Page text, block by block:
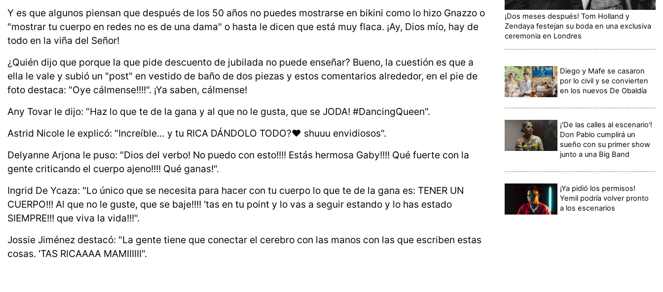
Y es que algunos piensan que después de los 50 años no puedes mostrarse en bikini como lo hizo Gnazzo o
"mostrar tu cuerpo en redes no es de una dama" o hasta le dicen que está muy flaca. ¡Ay, Dios mío, hay de
todo en la viña del Señor!
¿Quién dijo que porque la que pide descuento de jubilada no puede enseñar? Bueno, la cuestión es que a
ella le vale y subió un "post" en vestido de baño de dos piezas y estos comentarios alrededor, en el pie de
foto destaca: "Oye cálmense!!!!". ¡Ya saben, cálmense!
Any Tovar le dijo: "Haz lo que te de la gana y al que no le gusta, que se JODA! #DancingQueen".
Astrid Nicole le explicó: "Increíble… y tu RICA DÁNDOLO TODO?❤️ shuuu envidiosos".
Delyanne Arjona le puso: "Dios del verbo! No puedo con esto!!!! Estás hermosa Gaby!!!! Qué fuerte con la
gente criticando el cuerpo ajeno!!!! Qué ganas!".
Ingrid De Ycaza: "Lo único que se necesita para hacer con tu cuerpo lo que te de la gana es: TENER UN
CUERPO!!! Al que no le guste, que se baje!!!! 'tas en tu point y lo vas a seguir estando y lo has estado
SIEMPRE!!! que viva la vida!!!".
Jossie Jiménez destacó: "La gente tiene que conectar el cerebro con las manos con las que escriben estas
cosas. 'TAS RICAAAA MAMIIIIII".
¡Dos meses después! Tom Holland y
Zendaya festejan su boda en una exclusiva
ceremonia en Londres
Diego y Mafe se casaron
por lo civil y se convierten
en los nuevos De Obaldía
¡'De las calles al escenario'!
Don Pablo cumplirá un
sueño con su primer show
junto a una Big Band
¡Ya pidió los permisos!
Yemil podría volver pronto
a los escenarios